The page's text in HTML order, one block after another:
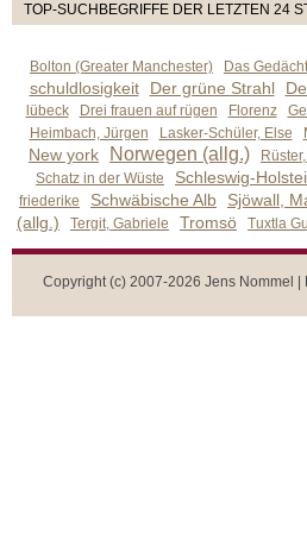
TOP-SUCHBEGRIFFE DER LETZTEN 24
Bolton (Greater Manchester) Das
schuldlosigkeit Der grüne Strahl
lübeck
Drei frauen auf rügen Florenz
Heimbach, Jürgen
Lasker-Schüler, Else
New york
Norwegen (allg.)
Schatz in der Wüste
Schleswig-
friederike Schwäbische Alb Sjöwall,
(allg.) Tergit, Gabriele Tromsö Tuxtla
Copyright (c) 2007-2026 Jens Nommel